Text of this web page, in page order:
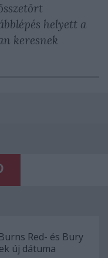
helyett a
keresnek
Red- és Bury
új dátuma